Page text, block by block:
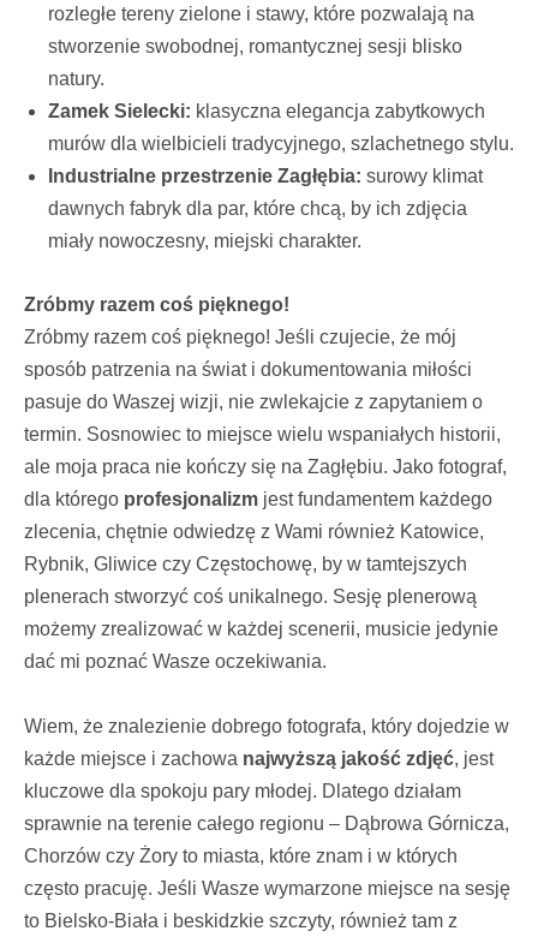
rozległe tereny zielone i stawy, które pozwalają na
stworzenie swobodnej, romantycznej sesji blisko
natury.
Zamek Sielecki: klasyczna elegancja zabytkowych
murów dla wielbicieli tradycyjnego, szlachetnego stylu.
Industrialne przestrzenie Zagłębia: surowy klimat
dawnych fabryk dla par, które chcą, by ich zdjęcia
miały nowoczesny, miejski charakter.
Zróbmy razem coś pięknego!
Zróbmy razem coś pięknego! Jeśli czujecie, że mój
sposób patrzenia na świat i dokumentowania miłości
pasuje do Waszej wizji, nie zwlekajcie z zapytaniem o
termin. Sosnowiec to miejsce wielu wspaniałych historii,
ale moja praca nie kończy się na Zagłębiu. Jako fotograf,
dla którego profesjonalizm jest fundamentem każdego
zlecenia, chętnie odwiedzę z Wami również Katowice,
Rybnik, Gliwice czy Częstochowę, by w tamtejszych
plenerach stworzyć coś unikalnego. Sesję plenerową
możemy zrealizować w każdej scenerii, musicie jedynie
dać mi poznać Wasze oczekiwania.
Wiem, że znalezienie dobrego fotografa, który dojedzie w
każde miejsce i zachowa najwyższą jakość zdjęć, jest
kluczowe dla spokoju pary młodej. Dlatego działam
sprawnie na terenie całego regionu – Dąbrowa Górnicza,
Chorzów czy Żory to miasta, które znam i w których
często pracuję. Jeśli Wasze wymarzone miejsce na sesję
to Bielsko-Biała i beskidzkie szczyty, również tam z